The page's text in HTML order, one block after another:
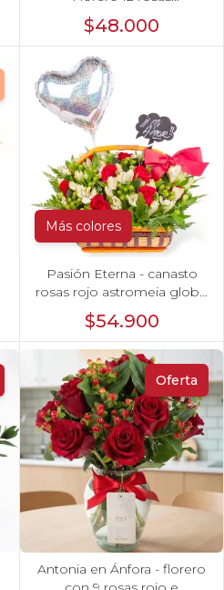
ecuatorianas rojo
$48.000
Más colores
Pasión Eterna - canasto
rosas rojo astromeia globo
$54.900
Oferta
Antonia en Ánfora - florero